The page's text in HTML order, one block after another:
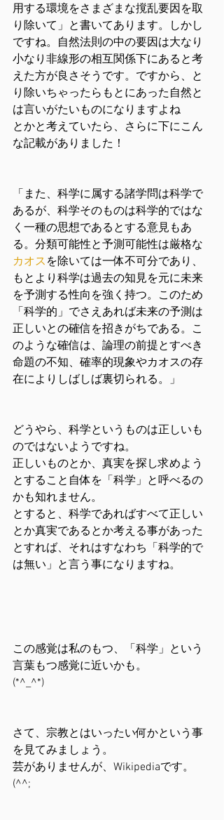
用する環境をさまざまな撹乱要因を取
り除いて」と書いてあります。しかし
ですね。自然法則の中の要因は大なり
小なり非線形の相互関係下にあると考
えた方が良さそうです。ですから、と
り除いちゃったらもとにあった自然と
は言いがたいものになりますよね
とかと考えていたら、さらに下にこん
な記載がありました！
「また、科学に属する諸学問は科学で
あるが、科学そのものは科学的ではな
く一種の思想であるとする意見もあ
る。分類可能性と予測可能性は厳格な
カオス を除いては一体不可分であり、
もとより科学は過去の知見を元に未来
を予測する性向を強く持つ。このため
「科学的」でさえあれば未来の予測は
正しいとの確信を招きがちである。こ
のような確信は、論理の前提とすべき
命題の不知、確率的現象やカオスの存
在によりしばしば裏切られる。」
どうやら、科学というものは正しいも
のではないようですね。
正しいものとか、真実を探し求めよう
とすること自体を「科学」と呼べるの
かも知れません。
とすると、科学であればすべて正しい
とか真実であるとか考える事があった
とすれば、それはすなわち「科学的で
は無い」と言う事になりますね。
この感覚は私のもつ、「科学」という
言葉もつ感覚に近いかも。
(*^_^*)
さて、宗教とはいったい何かという事
を見てみましょう。
芸がありませんが、Wikipediaです。
(^^;